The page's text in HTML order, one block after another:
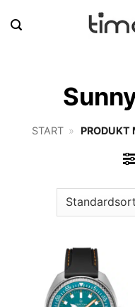
Inhalt
START » PRODUKT